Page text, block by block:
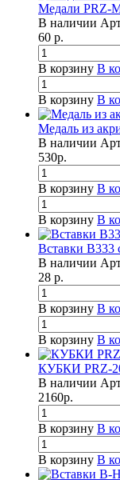
Медали PRZ-
В наличии
60 р.
В корзину В
В корзину В
Медаль из
В наличии
530р.
В корзину В
В корзину В
Вставки B333
В наличии
28 р.
В корзину В
В корзину В
КУБКИ PRZ-
В наличии
2160р.
В корзину В
В корзину В